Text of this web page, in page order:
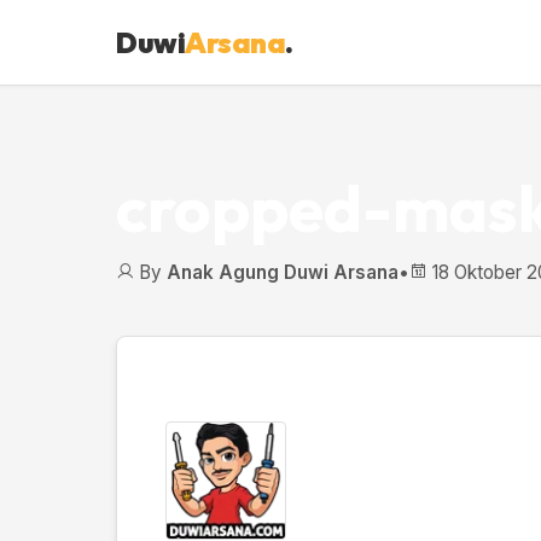
DuwiArsana.
By Anak Agung Duwi Arsana• 18 Oktober